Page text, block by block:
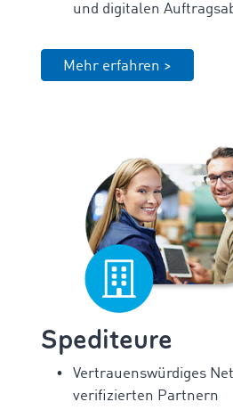
und digitalen
Mehr erfahren >
Spediteure
Vertrauenswürdiges
verifizierten Partnern